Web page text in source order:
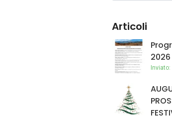
Articoli
2026
Inviato: